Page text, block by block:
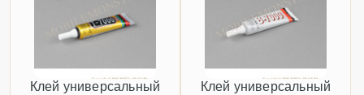
Клей универсальный
Клей универсальный